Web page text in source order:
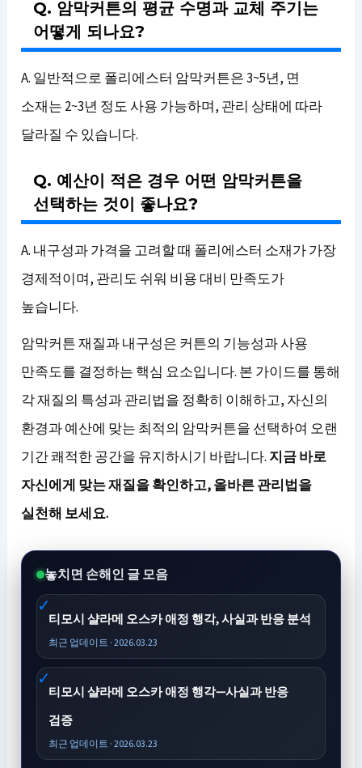
Q. 암막커튼의 평균 수명과 교체 주기는
어떻게 되나요?
A. 일반적으로 폴리에스터 암막커튼은 3~5년, 면
소재는 2~3년 정도 사용 가능하며, 관리 상태에 따라
달라질 수 있습니다.
Q. 예산이 적은 경우 어떤 암막커튼을
선택하는 것이 좋나요?
A. 내구성과 가격을 고려할 때 폴리에스터 소재가 가장
경제적이며, 관리도 쉬워 비용 대비 만족도가
높습니다.
암막커튼 재질과 내구성은 커튼의 기능성과 사용
만족도를 결정하는 핵심 요소입니다. 본 가이드를 통해
각 재질의 특성과 관리법을 정확히 이해하고, 자신의
환경과 예산에 맞는 최적의 암막커튼을 선택하여 오랜
기간 쾌적한 공간을 유지하시기 바랍니다. 지금 바로
자신에게 맞는 재질을 확인하고, 올바른 관리법을
실천해 보세요.
놓치면 손해인 글 모음
티모시 샬라메 오스카 애정 행각, 사실과 반응 분석
최근 업데이트 · 2026.03.23
티모시 샬라메 오스카 애정 행각—사실과 반응
검증
최근 업데이트 · 2026.03.23